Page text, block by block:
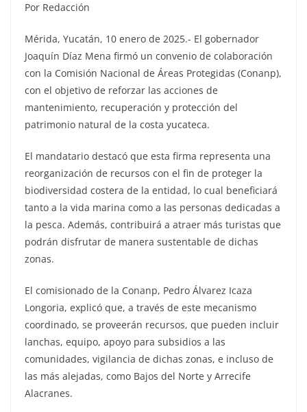
Por Redacción
Mérida, Yucatán, 10 enero de 2025.- El gobernador
Joaquín Díaz Mena firmó un convenio de colaboración
con la Comisión Nacional de Áreas Protegidas (Conanp),
con el objetivo de reforzar las acciones de
mantenimiento, recuperación y protección del
patrimonio natural de la costa yucateca.
El mandatario destacó que esta firma representa una
reorganización de recursos con el fin de proteger la
biodiversidad costera de la entidad, lo cual beneficiará
tanto a la vida marina como a las personas dedicadas a
la pesca. Además, contribuirá a atraer más turistas que
podrán disfrutar de manera sustentable de dichas
zonas.
El comisionado de la Conanp, Pedro Álvarez Icaza
Longoria, explicó que, a través de este mecanismo
coordinado, se proveerán recursos, que pueden incluir
lanchas, equipo, apoyo para subsidios a las
comunidades, vigilancia de dichas zonas, e incluso de
las más alejadas, como Bajos del Norte y Arrecife
Alacranes.